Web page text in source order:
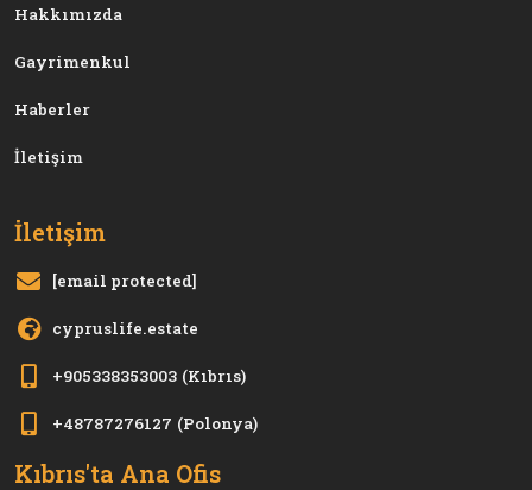
Hakkımızda
Gayrimenkul
Haberler
İletişim
İletişim
[email protected]
cypruslife.estate
+905338353003 (Kıbrıs)
+48787276127 (Polonya)
Kıbrıs'ta Ana Ofis